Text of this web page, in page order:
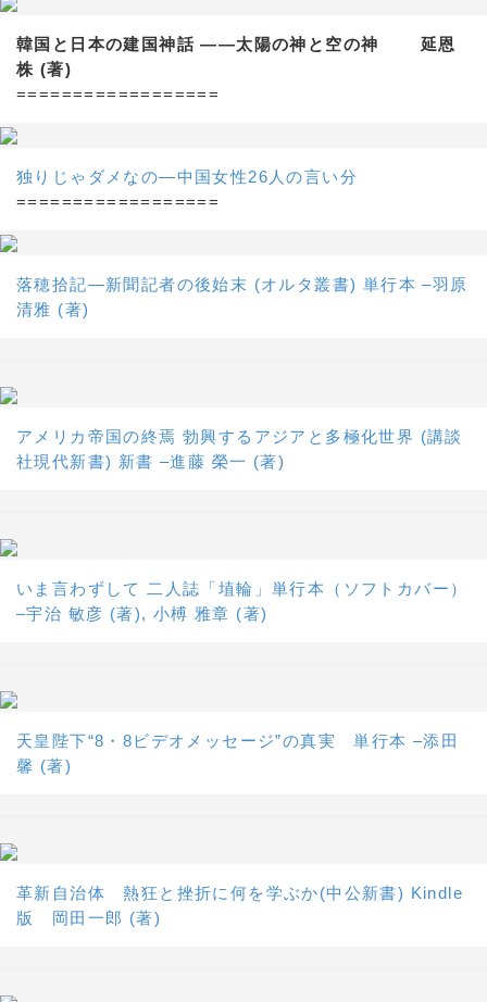
韓国と日本の建国神話 ——太陽の神と空の神 延恩
株 (著)
==================
独りじゃダメなの―中国女性26人の言い分
==================
落穂拾記―新聞記者の後始末 (オルタ叢書) 単行本 –羽原
清雅 (著)
アメリカ帝国の終焉 勃興するアジアと多極化世界 (講談
社現代新書) 新書 –進藤 榮一 (著)
いま言わずして 二人誌「埴輪」単行本（ソフトカバー）
–宇治 敏彦 (著), 小榑 雅章 (著)
天皇陛下“8・8ビデオメッセージ”の真実 単行本 –添田
馨 (著)
革新自治体 熱狂と挫折に何を学ぶか(中公新書) Kindle
版 岡田一郎 (著)